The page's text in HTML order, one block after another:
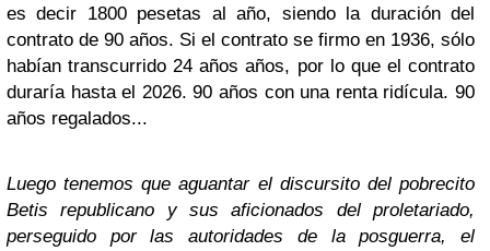
es decir 1800 pesetas al año, siendo la duración del
contrato de 90 años. Si el contrato se firmo en 1936, sólo
habían transcurrido 24 años años, por lo que el contrato
duraría hasta el 2026. 90 años con una renta ridícula. 90
años regalados...
Luego tenemos que aguantar el discursito del pobrecito
Betis republicano y sus aficionados del proletariado,
perseguido por las autoridades de la posguerra, el